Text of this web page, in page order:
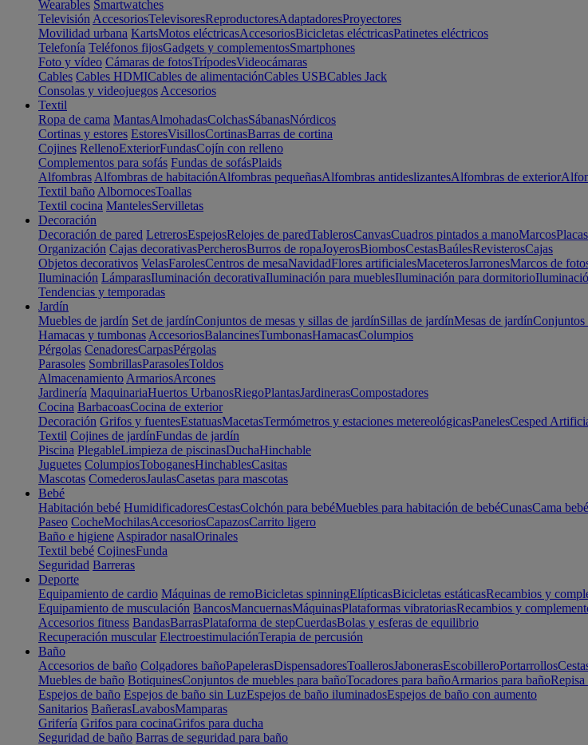
Wearables Smartwatches
Televisión AccesoriosTelevisoresReproductoresAdaptadoresProyectores
Movilidad urbana KartsMotos eléctricasAccesoriosBicicletas eléctricasPatinetes eléctricos
Telefonía Teléfonos fijosGadgets y complementosSmartphones
Foto y vídeo Cámaras de fotosTrípodesVideocámaras
Cables Cables HDMICables de alimentaciónCables USBCables Jack
Consolas y videojuegos Accesorios
Textil
Ropa de cama MantasAlmohadasColchasSábanasNórdicos
Cortinas y estores EstoresVisillosCortinasBarras de cortina
Cojines RellenoExteriorFundasCojín con relleno
Complementos para sofás Fundas de sofásPlaids
Alfombras Alfombras de habitaciónAlfombras pequeñasAlfombras antideslizantesAlfombras de exterior
Textil baño AlbornocesToallas
Textil cocina MantelesServilletas
Decoración
Decoración de pared LetrerosEspejosRelojes de paredTablerosCanvasCuadros pintados a manoMarcos
Organización Cajas decorativasPercherosBurros de ropaJoyerosBiombosCestasBaúlesRevisterosCajas
Objetos decorativos VelasFarolesCentros de mesaNavidadFlores artificialesMaceterosJarronesMarcos de
Iluminación LámparasIluminación decorativaIluminación para mueblesIluminación para dormitorio
Tendencias y temporadas
Jardín
Muebles de jardín Set de jardínConjuntos de mesas y sillas de jardínSillas de jardínMesas de jardínConjuntos
Hamacas y tumbonas AccesoriosBalancinesTumbonasHamacasColumpios
Pérgolas CenadoresCarpasPérgolas
Parasoles SombrillasParasolesToldos
Almacenamiento ArmariosArcones
Jardinería MaquinariaHuertos UrbanosRiegoPlantasJardinerasCompostadores
Cocina BarbacoasCocina de exterior
Decoración Grifos y fuentesEstatuasMacetasTermómetros y estaciones metereológicasPanelesCesped
Textil Cojines de jardínFundas de jardín
Piscina PlegableLimpieza de piscinasDuchaHinchable
Juguetes ColumpiosToboganesHinchablesCasitas
Mascotas ComederosJaulasCasetas para mascotas
Bebé
Habitación bebé HumidificadoresCestasColchón para bebéMuebles para habitación de bebéCunasCama bebé
Paseo CocheMochilasAccesoriosCapazosCarrito ligero
Baño e higiene Aspirador nasalOrinales
Textil bebé CojinesFunda
Seguridad Barreras
Deporte
Equipamiento de cardio Máquinas de remoBicicletas spinningElípticasBicicletas estáticasRecambios y
Equipamiento de musculación BancosMancuernasMáquinasPlataformas vibratoriasRecambios y
Accesorios fitness BandasBarrasPlataforma de stepCuerdasBolas y esferas de equilibrio
Recuperación muscular ElectroestimulaciónTerapia de percusión
Baño
Accesorios de baño Colgadores bañoPapelerasDispensadoresToallerosJabonerasEscobilleroPortarrollos
Muebles de baño BotiquinesConjuntos de muebles para bañoTocadores para bañoArmarios para bañoRepisa
Espejos de baño Espejos de baño sin LuzEspejos de baño iluminadosEspejos de baño con aumento
Sanitarios BañerasLavabosMamparas
Grifería Grifos para cocinaGrifos para ducha
Seguridad de baño Barras de seguridad para baño